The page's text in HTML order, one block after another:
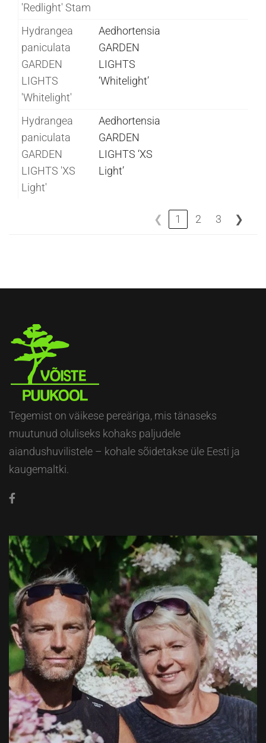
'Redlight' Stam
Hydrangea
paniculata
GARDEN
LIGHTS
'Whitelight'
Aedhortensia
GARDEN
LIGHTS
‘Whitelight’
Hydrangea
paniculata
GARDEN
LIGHTS 'XS
Light'
Aedhortensia
GARDEN
LIGHTS ‘XS
Light’
❮ 1 2 3 ❯
Tegemist on väikese pereäriga, mis tänaseks
muutunud oluliseks kohaks paljudele
aiandushuvilistele – kohale sõidetakse üle Eesti ja
kaugemaltki.